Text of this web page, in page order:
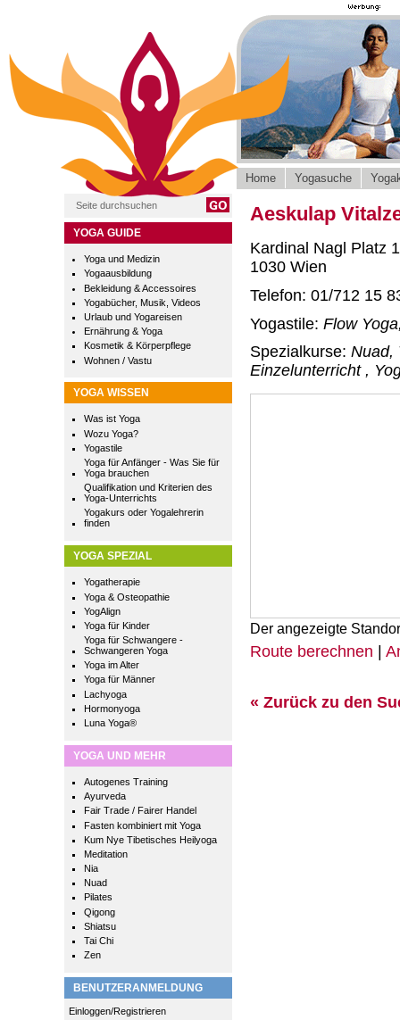
YOGA GUIDE
Yoga und Medizin
Yogaausbildung
Bekleidung & Accessoires
Yogabücher, Musik, Videos
Urlaub und Yogareisen
Ernährung & Yoga
Kosmetik & Körperpflege
Wohnen / Vastu
YOGA WISSEN
Was ist Yoga
Wozu Yoga?
Yogastile
Yoga für Anfänger - Was Sie für
Yoga brauchen
Qualifikation und Kriterien des
Yoga-Unterrichts
Yogakurs oder Yogalehrerin
finden
YOGA SPEZIAL
Yogatherapie
Yoga & Osteopathie
YogAlign
Yoga für Kinder
Yoga für Schwangere -
Schwangeren Yoga
Yoga im Alter
Yoga für Männer
Lachyoga
Hormonyoga
Luna Yoga®
YOGA UND MEHR
Autogenes Training
Ayurveda
Fair Trade / Fairer Handel
Fasten kombiniert mit Yoga
Kum Nye Tibetisches Heilyoga
Meditation
Nia
Nuad
Pilates
Qigong
Shiatsu
Tai Chi
Zen
BENUTZERANMELDUNG
Einloggen/Registrieren
Home Yogasuche
Aeskulap
Kardinal Nagl Platz 1
1030 Wien
Telefon: 01/712 15
Yogastile: Flow
Spezialkurse: Nuad,
Einzelunterricht ,
Der angezeigte
Route berechnen |
« Zurück zu den